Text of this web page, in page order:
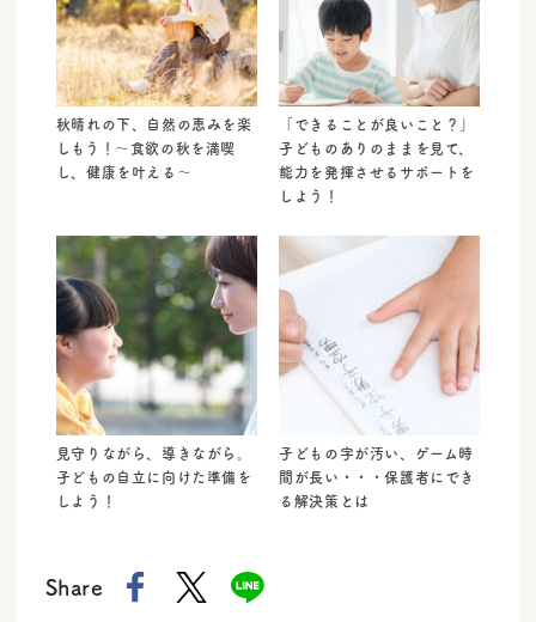
秋晴れの下、自然の恵みを楽
しもう！～食欲の秋を満喫
し、健康を叶える～
「できることが良いこと？」
子どものありのままを見て、
能力を発揮させるサポートを
しよう！
見守りながら、導きながら。
子どもの自立に向けた準備を
しよう！
子どもの字が汚い、ゲーム時
間が長い・・・保護者にでき
る解決策とは
Share